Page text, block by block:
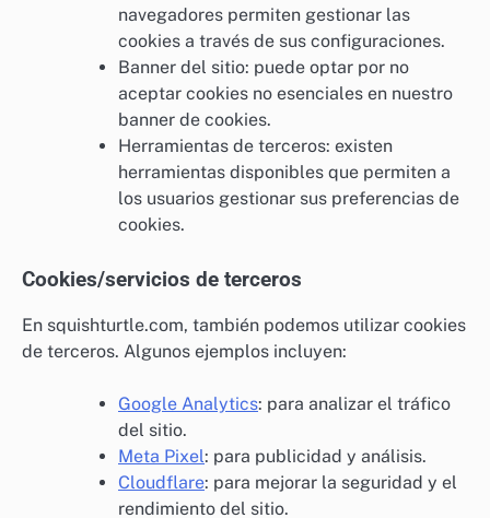
navegadores permiten gestionar las
cookies a través de sus configuraciones.
Banner del sitio: puede optar por no
aceptar cookies no esenciales en nuestro
banner de cookies.
Herramientas de terceros: existen
herramientas disponibles que permiten a
los usuarios gestionar sus preferencias de
cookies.
Cookies/servicios de terceros
En squishturtle.com, también podemos utilizar cookies
de terceros. Algunos ejemplos incluyen:
Google Analytics: para analizar el tráfico
del sitio.
Meta Pixel: para publicidad y análisis.
Cloudflare: para mejorar la seguridad y el
rendimiento del sitio.